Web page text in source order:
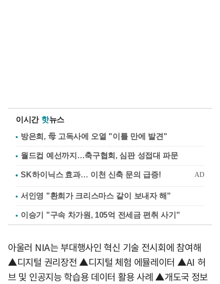
이시간 핫뉴스
방은희, 母 고독사에 오열 "이틀 만에 발견"
월드컵 예선까지…축구협회, 심판 성접대 파문
서인영 "환희가 크리스마스 같이 보내자 해"
이승기 "구속 차가원, 105억 전세금 편취 사기"
아울러 NIA는 부대행사인 혁신 기술 전시회에 참여해
▲디지털 권리장전 ▲디지털 체험 에뮬레이터 ▲AI 허
브 및 인공지능 학습용 데이터 활용 사례 ▲개도국 정보